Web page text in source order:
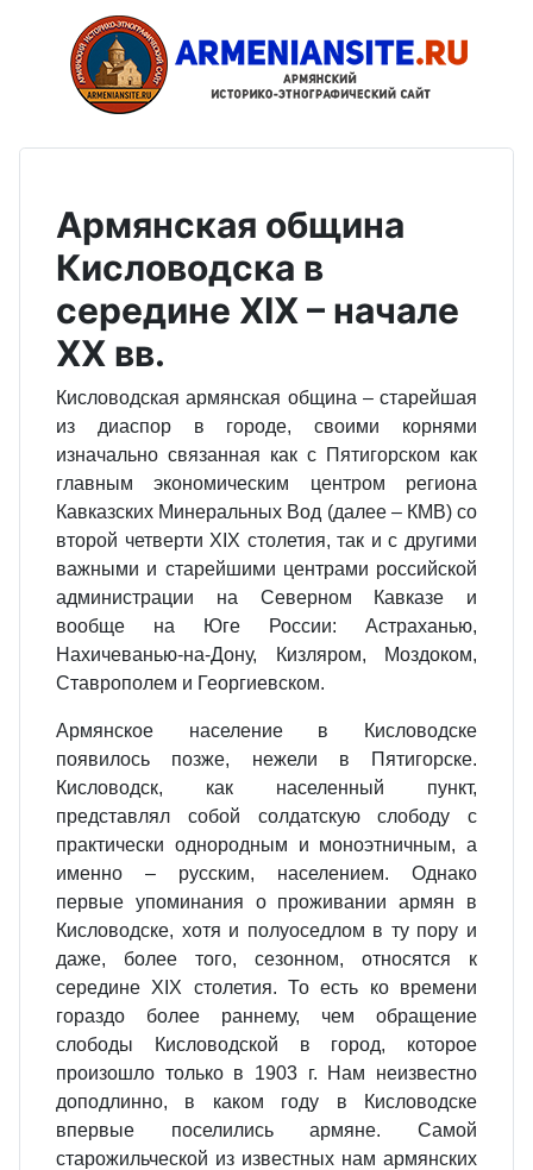
Армянская община
Кисловодска в
середине XIX – начале
XX вв.
Кисловодская армянская община – старейшая
из диаспор в городе, своими корнями
изначально связанная как с Пятигорском как
главным экономическим центром региона
Кавказских Минеральных Вод (далее – КМВ) со
второй четверти XIX столетия, так и с другими
важными и старейшими центрами российской
администрации на Северном Кавказе и
вообще на Юге России: Астраханью,
Нахичеванью-на-Дону, Кизляром, Моздоком,
Ставрополем и Георгиевском.
Армянское население в Кисловодске
появилось позже, нежели в Пятигорске.
Кисловодск, как населенный пункт,
представлял собой солдатскую слободу с
практически однородным и моноэтничным, а
именно – русским, населением. Однако
первые упоминания о проживании армян в
Кисловодске, хотя и полуоседлом в ту пору и
даже, более того, сезонном, относятся к
середине XIX столетия. То есть ко времени
гораздо более раннему, чем обращение
слободы Кисловодской в город, которое
произошло только в 1903 г. Нам неизвестно
доподлинно, в каком году в Кисловодске
впервые поселились армяне. Самой
старожильческой из известных нам армянских